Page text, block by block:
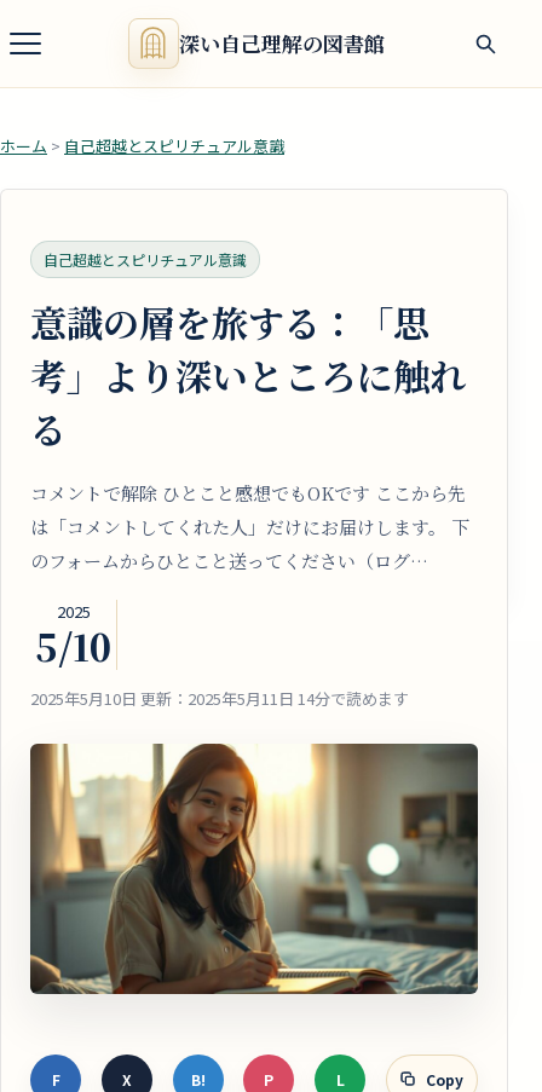
深い自己理解の図書館
ホーム > 自己超越とスピリチュアル意識
自己超越とスピリチュアル意識
意識の層を旅する：「思
考」より深いところに触れ
る
コメントで解除 ひとこと感想でもOKです ここから先
は「コメントしてくれた人」だけにお届けします。 下
のフォームからひとこと送ってください（ログ…
2025
5/10
2025年5月10日 更新：2025年5月11日 14分で読めます
F X B! P L Copy